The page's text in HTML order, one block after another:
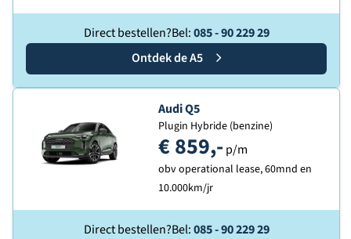
Direct bestellen?Bel:085 - 90 229 29
Ontdek deAudi
A5
Ontdek de
Audi Q5
Plugin Hybride (benzine)
€ 859,- p/m
obv operational lease, 60mnd en
10.000km/jr
Direct bestellen?Bel:085 - 90 229 29